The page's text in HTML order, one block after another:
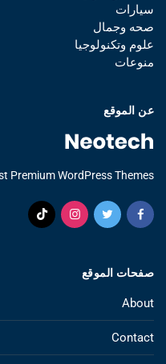
سيارات
صحه وجمال
علوم وتكنولوجيا
منوعات
عن الموقع
Premium WordPress Themes.
صفحات الموقع
About
Contact